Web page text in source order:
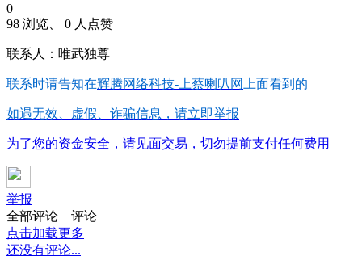
0
98 浏览、 0 人点赞
联系人：唯武独尊
联系时请告知在辉腾网络科技-上蔡喇叭网 上面看到的
如遇无效、虚假、诈骗信息，请立即举报
为了您的资金安全，请见面交易，切勿提前支付任何费用
举报
全部评论
评论
点击加载更多
还没有评论...